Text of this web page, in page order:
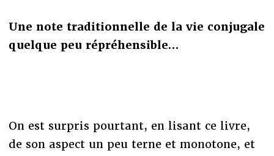
Une note traditionnelle de la vie conjugale
quelque peu répréhensible…
On est surpris pourtant, en lisant ce livre,
de son aspect un peu terne et monotone, et